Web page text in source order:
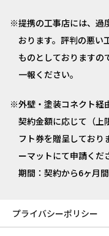
提携の工事店には、過
おります。評判の悪い
ものとしておりますの
一報ください。
外壁・塗装コネクト経
契約金額に応じて（上
フト券を贈呈しており
ーマットにて申請くだ
期間：契約から6ヶ月
プライバシーポリシー